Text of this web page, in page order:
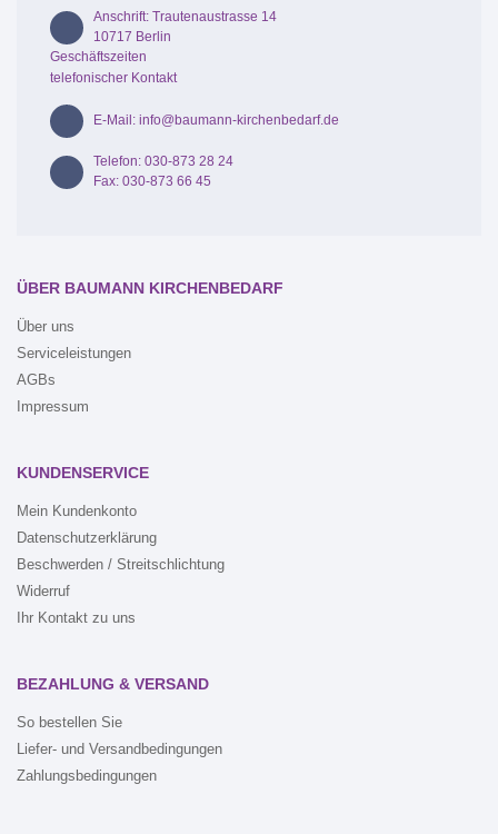
Anschrift: Trautenaustrasse 14
10717 Berlin
Geschäftszeiten
telefonischer Kontakt
E-Mail: info@baumann-kirchenbedarf.de
Telefon: 030-873 28 24
Fax: 030-873 66 45
ÜBER BAUMANN KIRCHENBEDARF
Über uns
Serviceleistungen
AGBs
Impressum
KUNDENSERVICE
Mein Kundenkonto
Datenschutzerklärung
Beschwerden / Streitschlichtung
Widerruf
Ihr Kontakt zu uns
BEZAHLUNG & VERSAND
So bestellen Sie
Liefer- und Versandbedingungen
Zahlungsbedingungen